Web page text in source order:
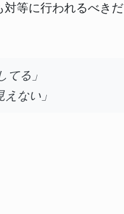
等に行われるべき
る」
ない」